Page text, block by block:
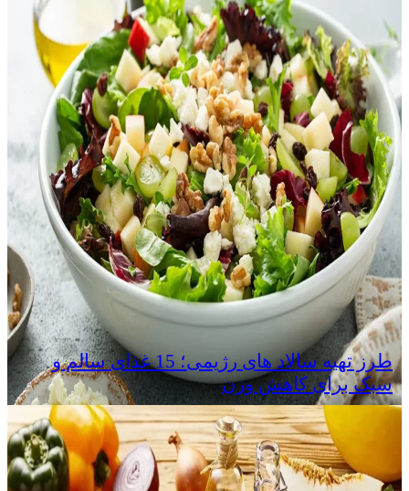
طرز تهیه سالاد های رژیمی؛ 15 غذای سالم و
سبک برای کاهش وزن